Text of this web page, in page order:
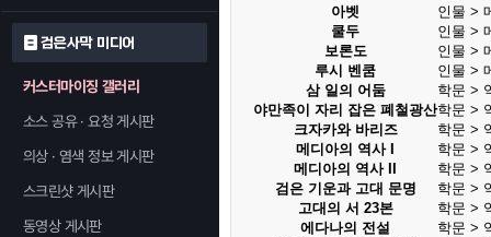
검은사막 미디어
커스터마이징 갤러리
소스 공유 · 요청 게시판
의상 · 염색 정보 게시판
스크린샷 게시판
동영상 게시판
아벳
인물 >
쿨두
인물 >
보론도
인물 >
루시 벤쿰
인물 >
삼 일의 어둠
학문 >
야만족이 자리 잡은 폐철광산학문 >
크자카와 바리즈
학문 >
메디아의 역사 I
학문 >
메디아의 역사 II
학문 >
검은 기운과 고대 문명
학문 >
고대의 서 23본
학문 >
에다나의 전설
학문 >